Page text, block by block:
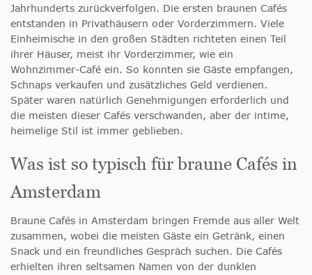
Jahrhunderts zurückverfolgen. Die ersten braunen Cafés
entstanden in Privathäusern oder Vorderzimmern. Viele
Einheimische in den großen Städten richteten einen Teil
ihrer Häuser, meist ihr Vorderzimmer, wie ein
Wohnzimmer-Café ein. So konnten sie Gäste empfangen,
Schnaps verkaufen und zusätzliches Geld verdienen.
Später waren natürlich Genehmigungen erforderlich und
die meisten dieser Cafés verschwanden, aber der intime,
heimelige Stil ist immer geblieben.
Was ist so typisch für braune Cafés in
Amsterdam
Braune Cafés in Amsterdam bringen Fremde aus aller Welt
zusammen, wobei die meisten Gäste ein Getränk, einen
Snack und ein freundliches Gespräch suchen. Die Cafés
erhielten ihren seltsamen Namen von der dunklen